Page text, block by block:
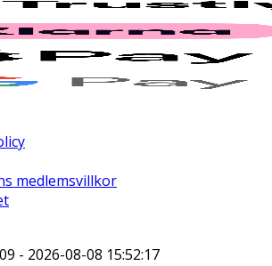
medlemsvillkor
- 2026-08-08 15:52:17